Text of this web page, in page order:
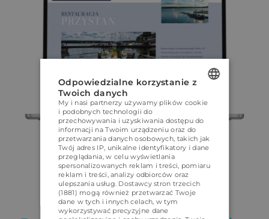
POLISH
ENGLISH
GERMAN
CZECH
Odpowiedzialne korzystanie z
Twoich danych
My i nasi partnerzy używamy plików cookie
i podobnych technologii do
przechowywania i uzyskiwania dostępu do
informacji na Twoim urządzeniu oraz do
przetwarzania danych osobowych, takich jak
Twój adres IP, unikalne identyfikatory i dane
przeglądania, w celu wyświetlania
spersonalizowanych reklam i treści, pomiaru
reklam i treści, analizy odbiorców oraz
ulepszania usług. Dostawcy stron trzecich
(1881) mogą również przetwarzać Twoje
dane w tych i innych celach, w tym
wykorzystywać precyzyjne dane